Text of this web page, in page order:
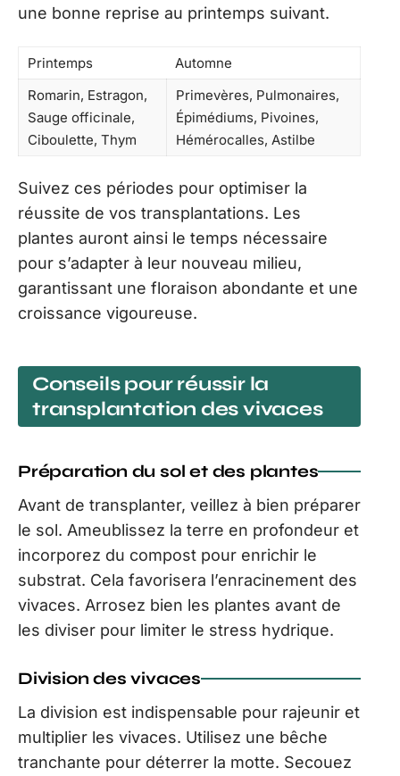
une bonne reprise au printemps suivant.
Printemps
Automne
Romarin, Estragon,
Sauge officinale,
Ciboulette, Thym
Primevères, Pulmonaires,
Épimédiums, Pivoines,
Hémérocalles, Astilbe
Suivez ces périodes pour optimiser la
réussite de vos transplantations. Les
plantes auront ainsi le temps nécessaire
pour s’adapter à leur nouveau milieu,
garantissant une floraison abondante et une
croissance vigoureuse.
Conseils pour réussir la
transplantation des vivaces
Préparation du sol et des plantes
Avant de transplanter, veillez à bien préparer
le sol. Ameublissez la terre en profondeur et
incorporez du compost pour enrichir le
substrat. Cela favorisera l’enracinement des
vivaces. Arrosez bien les plantes avant de
les diviser pour limiter le stress hydrique.
Division des vivaces
La division est indispensable pour rajeunir et
multiplier les vivaces. Utilisez une bêche
tranchante pour déterrer la motte. Secouez